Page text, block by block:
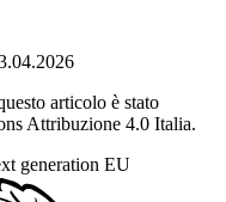
articolo è stato
Attribuzione 4.0 Italia.